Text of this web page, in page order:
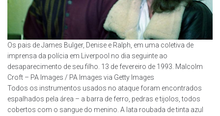
Os pais de James Bulger, Denise e Ralph, em uma coletiva de
imprensa da polícia em Liverpool no dia seguinte ao
desaparecimento de seu filho. 13 de fevereiro de 1993. Malcolm
Croft – PA Images / PA Images via Getty Images
Todos os instrumentos usados no ataque foram encontrados
espalhados pela área – a barra de ferro, pedras e tijolos, todos
cobertos com o sangue do menino. A lata roubada de tinta azul